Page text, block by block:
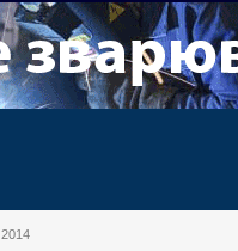
2014